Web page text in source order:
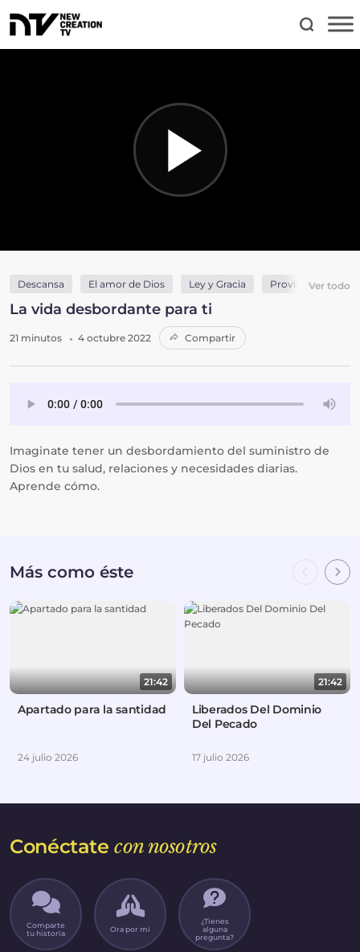
Descansa El amor de Dios Ley y Gracia Provisión yVer todo
La vida desbordante para ti
21 minutos 4 octubre 2022 Compartir
Imaginate tener un desbordamiento del suministro de
Dios en tu salud, relaciones y necesidades diarias.
Aprende cómo.
Más como éste
21:42
Apartado para la santidad
24 julio 2026
21:42
Liberados Del Dominio
Del Pecado
17 julio 2026
Conéctatecon nosotros
Comparte
tu historia
Ora por mí
¿Tienes
alguna
pregunta?